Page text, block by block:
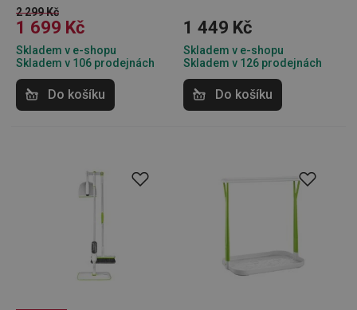
2 299 Kč
1 699 Kč
Skladem v e-shopu
Skladem v 106 prodejnách
Do košíku
1 449 Kč
Skladem v e-shopu
Skladem v 126 prodejnách
Do košíku